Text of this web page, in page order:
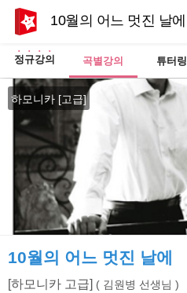
10월의 어느 멋진 날에
정규강의 곡별강의 튜터링
하모니카 [고급]
10월의 어느 멋진 날에
[하모니카 고급] ( 김원병 선생님 )